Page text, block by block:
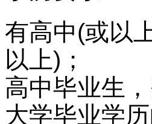
有高中(或以
以上)；
高中毕业生
大学毕业学